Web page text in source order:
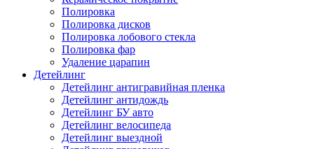
Полировка
Полировка дисков
Полировка лобового стекла
Полировка фар
Удаление царапин
Детейлинг
Детейлинг антигравийная пленка
Детейлинг антидождь
Детейлинг БУ авто
Детейлинг велосипеда
Детейлинг выездной